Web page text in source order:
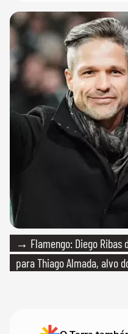
→ Flamengo: Diego Ribas
para Thiago Almada, alvo